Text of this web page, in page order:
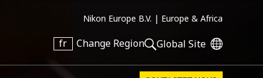
Nikon Europe B.V. | Europe & Africa
fr Change Region Global Site